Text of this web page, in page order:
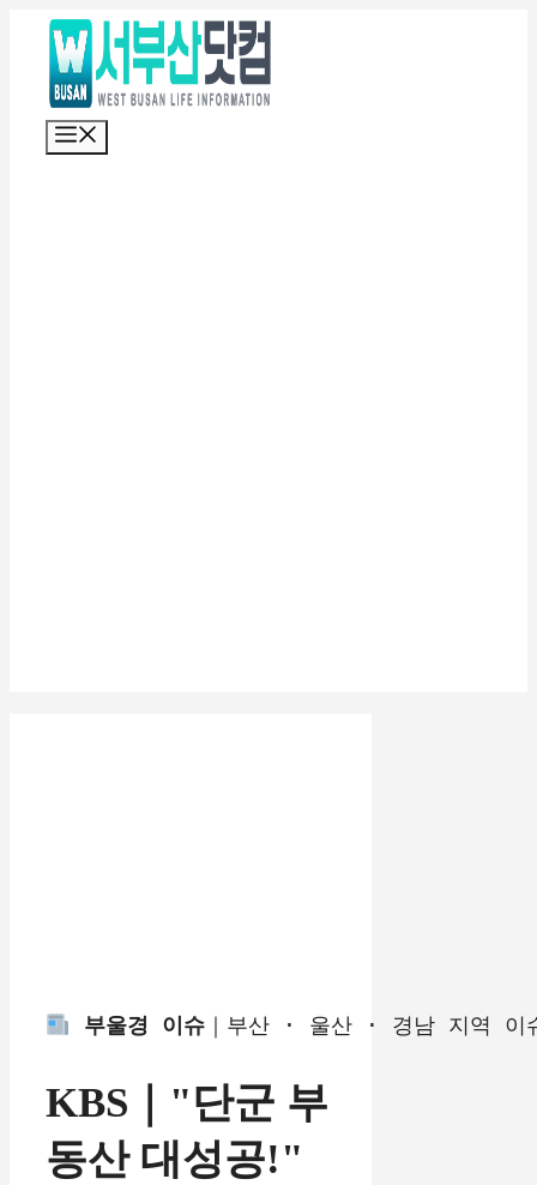
부울경 이슈｜부산 · 울산 · 경남 지역 이
KBS｜"단군 부
동산 대성공!"